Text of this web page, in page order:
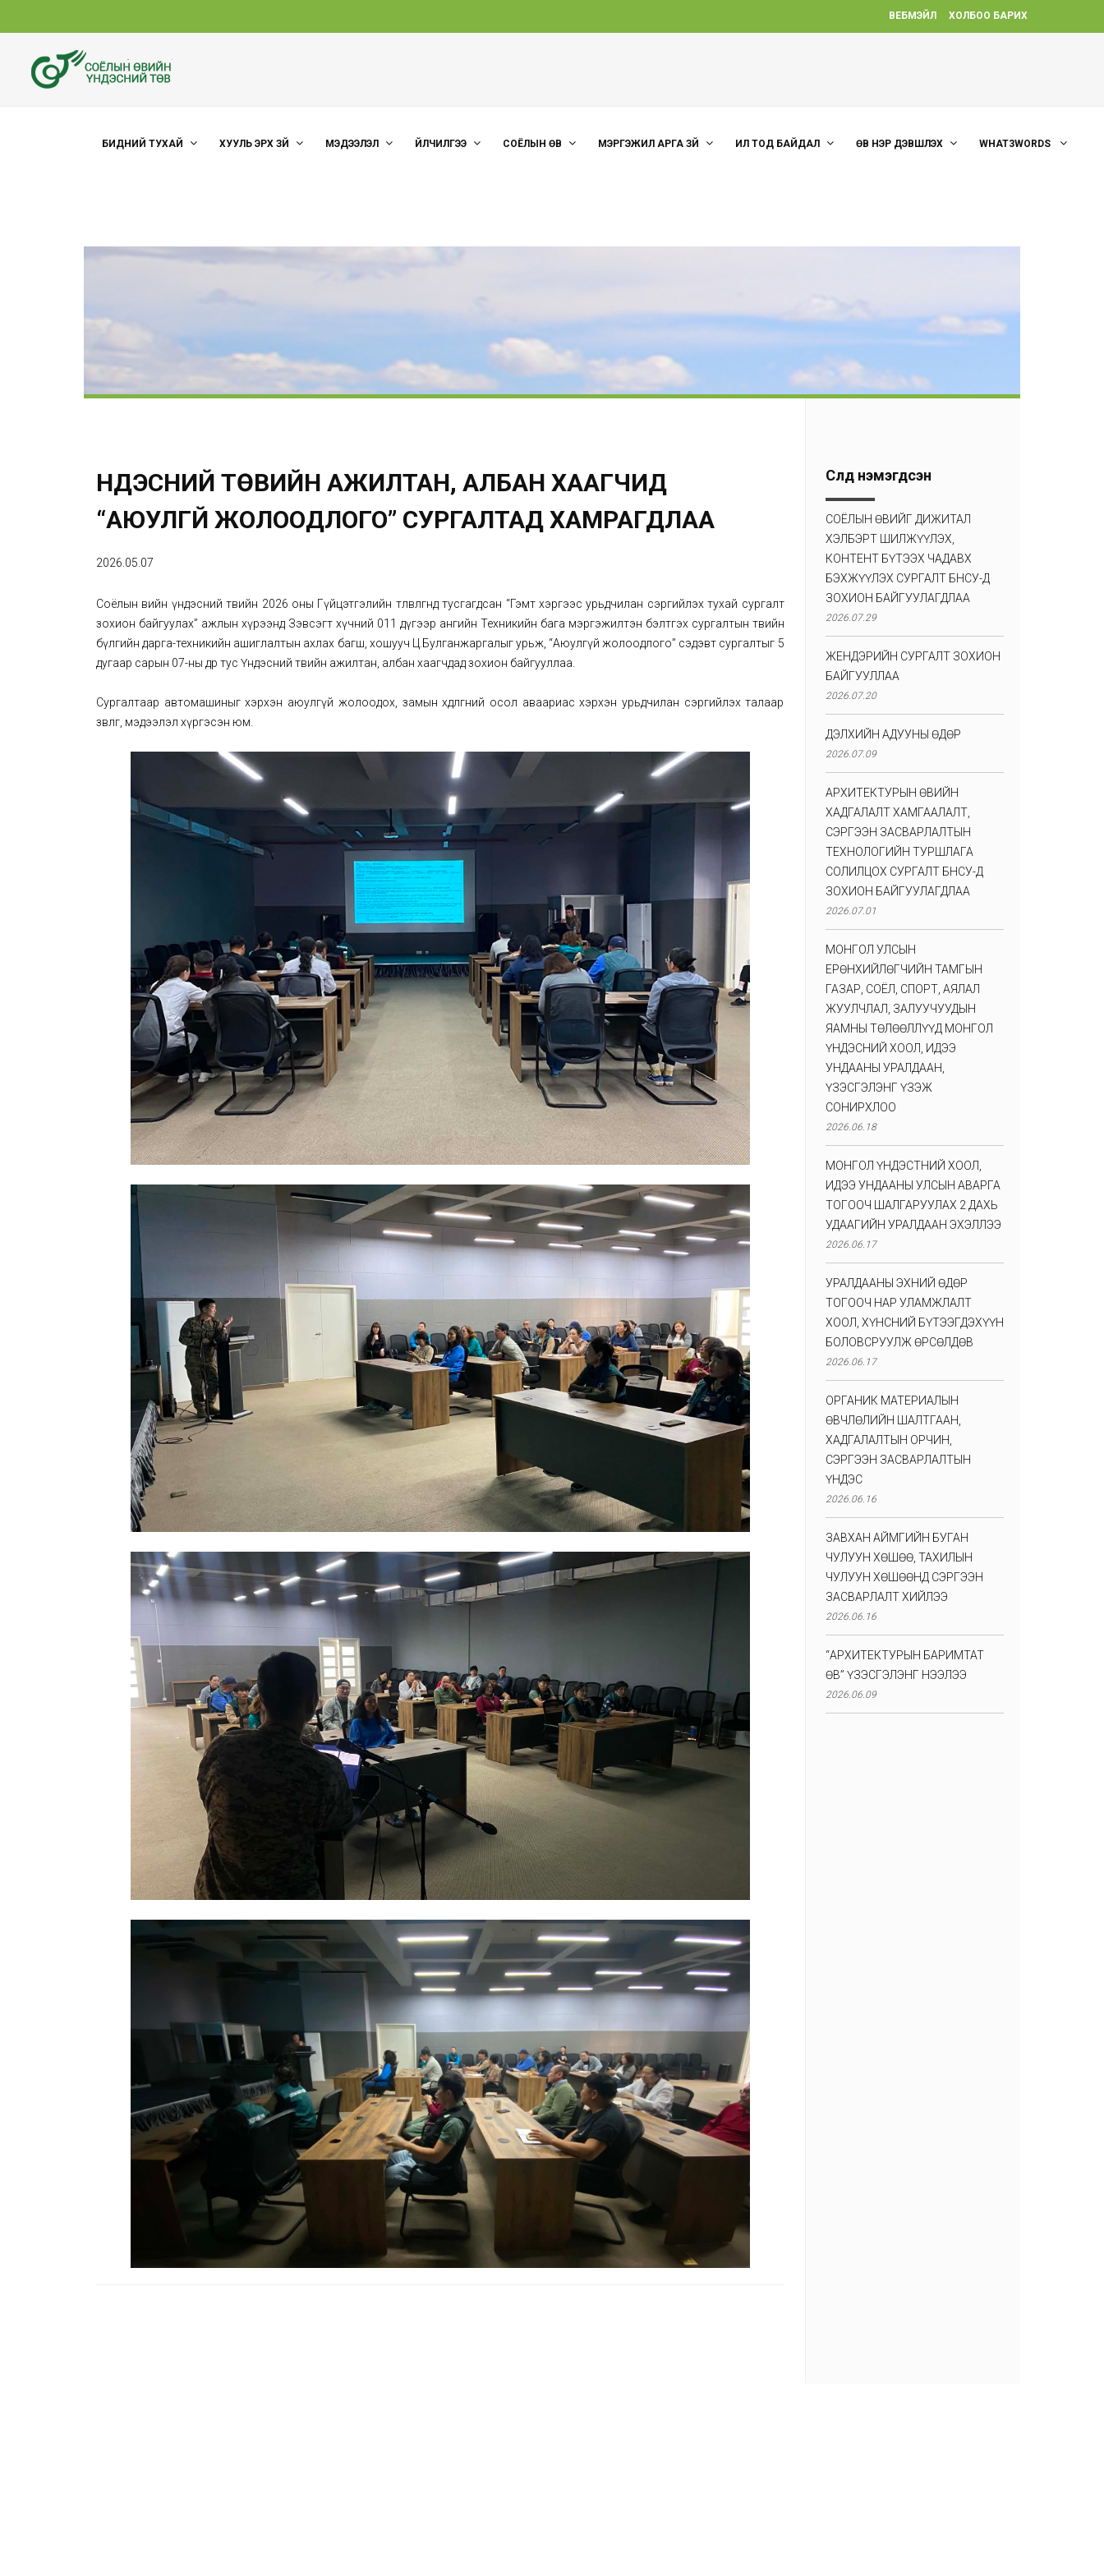
ВЕБМЭЙЛ ХОЛБОО БАРИХ
БИДНИЙ ТУХАЙ ХУУЛЬ ЭРХ ЗҮЙ МЭДЭЭЛЭЛ ҮЙЛЧИЛГЭЭ СОЁЛЫН ӨВ МЭРГЭЖИЛ АРГА ЗҮЙ ИЛ ТОД БАЙДАЛ ӨВ НЭР ДЭВШҮҮЛЭХ WHAT3WORDS
ҮНДЭСНИЙ ТӨВИЙН АЖИЛТАН, АЛБАН ХААГЧИД
“АЮУЛГҮЙ ЖОЛООДЛОГО” СУРГАЛТАД ХАМРАГДЛАА
2026.05.07
Соёлын өвийн үндэсний төвийн 2026 оны Гүйцэтгэлийн төлөвлөгөөнд тусгагдсан “Гэмт хэргээс урьдчилан сэргийлэх тухай сургалт
зохион байгуулах” ажлын хүрээнд Зэвсэгт хүчний 011 дүгээр ангийн Техникийн бага мэргэжилтэн бэлтгэх сургалтын төвийн
бүлгийн дарга-техникийн ашиглалтын ахлах багш, хошууч Ц.Булганжаргалыг урьж, “Аюулгүй жолоодлого” сэдэвт сургалтыг 5
дугаар сарын 07-ны өдөр тус Үндэсний төвийн ажилтан, албан хаагчдад зохион байгууллаа.
Сургалтаар автомашиныг хэрхэн аюулгүй жолоодох, замын хөдөлгөөний осол аваариас хэрхэн урьдчилан сэргийлэх талаар
зөвлөгөө, мэдээлэл хүргэсэн юм.
Сүүлд нэмэгдсэн
СОЁЛЫН ӨВИЙГ ДИЖИТАЛ
ХЭЛБЭРТ ШИЛЖҮҮЛЭХ,
КОНТЕНТ БҮТЭЭХ ЧАДАВХ
БЭХЖҮҮЛЭХ СУРГАЛТ БНСУ-Д
ЗОХИОН БАЙГУУЛАГДЛАА
2026.07.29
ЖЕНДЭРИЙН СУРГАЛТ ЗОХИОН
БАЙГУУЛЛАА
2026.07.20
ДЭЛХИЙН АДУУНЫ ӨДӨР
2026.07.09
АРХИТЕКТУРЫН ӨВИЙН
ХАДГАЛАЛТ ХАМГААЛАЛТ,
СЭРГЭЭН ЗАСВАРЛАЛТЫН
ТЕХНОЛОГИЙН ТУРШЛАГА
СОЛИЛЦОХ СУРГАЛТ БНСУ-Д
ЗОХИОН БАЙГУУЛАГДЛАА
2026.07.01
МОНГОЛ УЛСЫН
ЕРӨНХИЙЛӨГЧИЙН ТАМГЫН
ГАЗАР, СОЁЛ, СПОРТ, АЯЛАЛ
ЖУУЛЧЛАЛ, ЗАЛУУЧУУДЫН
ЯАМНЫ ТӨЛӨӨЛЛҮҮД МОНГОЛ
ҮНДЭСНИЙ ХООЛ, ИДЭЭ
УНДААНЫ УРАЛДААН,
ҮЗЭСГЭЛЭНГ ҮЗЭЖ
СОНИРХЛОО
2026.06.18
МОНГОЛ ҮНДЭСТНИЙ ХООЛ,
ИДЭЭ УНДААНЫ УЛСЫН АВАРГА
ТОГООЧ ШАЛГАРУУЛАХ 2 ДАХЬ
УДААГИЙН УРАЛДААН ЭХЭЛЛЭЭ
2026.06.17
УРАЛДААНЫ ЭХНИЙ ӨДӨР
ТОГООЧ НАР УЛАМЖЛАЛТ
ХООЛ, ХҮНСНИЙ БҮТЭЭГДЭХҮҮН
БОЛОВСРУУЛЖ ӨРСӨЛДӨВ
2026.06.17
ОРГАНИК МАТЕРИАЛЫН
ӨВЧЛӨЛИЙН ШАЛТГААН,
ХАДГАЛАЛТЫН ОРЧИН,
СЭРГЭЭН ЗАСВАРЛАЛТЫН
ҮНДЭС
2026.06.16
ЗАВХАН АЙМГИЙН БУГАН
ЧУЛУУН ХӨШӨӨ, ТАХИЛЫН
ЧУЛУУН ХӨШӨӨНД СЭРГЭЭН
ЗАСВАРЛАЛТ ХИЙЛЭЭ
2026.06.16
“АРХИТЕКТУРЫН БАРИМТАТ
ӨВ” ҮЗЭСГЭЛЭНГ НЭЭЛЭЭ
2026.06.09